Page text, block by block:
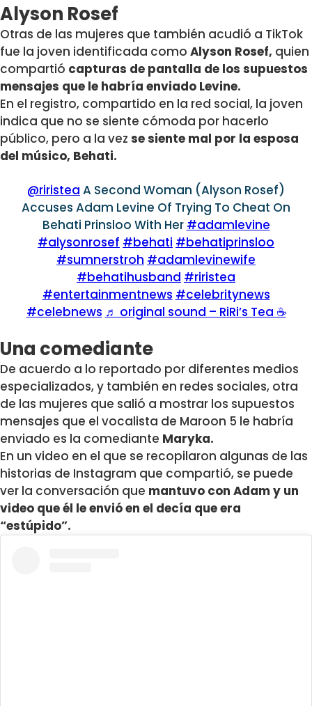
Alyson Rosef
Otras de las mujeres que también acudió a TikTok
fue la joven identificada como Alyson Rosef, quien
compartió capturas de pantalla de los supuestos
mensajes que le habría enviado Levine.
En el registro, compartido en la red social, la joven
indica que no se siente cómoda por hacerlo
público, pero a la vez se siente mal por la esposa
del músico, Behati.
@riristea A Second Woman (Alyson Rosef)
Accuses Adam Levine Of Trying To Cheat On
Behati Prinsloo With Her #adamlevine
#alysonrosef #behati #behatiprinsloo
#sumnerstroh #adamlevinewife
#behatihusband #riristea
#entertainmentnews #celebritynews
#celebnews ♬ original sound – RiRi’s Tea ☕️
Una comediante
De acuerdo a lo reportado por diferentes medios
especializados, y también en redes sociales, otra
de las mujeres que salió a mostrar los supuestos
mensajes que el vocalista de Maroon 5 le habría
enviado es la comediante Maryka.
En un video en el que se recopilaron algunas de las
historias de Instagram que compartió, se puede
ver la conversación que mantuvo con Adam y un
video que él le envió en el decía que era
“estúpido”.